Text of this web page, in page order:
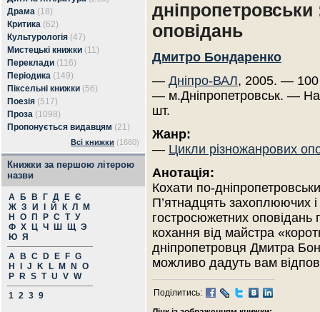
Драма (18)
Критика (62)
Культурологія (47)
Мистецькі книжки (11)
Переклади (116)
Періодика (149)
Піксельні книжки (56)
Поезія (517)
Проза (1098)
Пропонується видавцям (21)
Всі книжки (1660)
Книжки за першою літерою
назви
А Б В Г Д Е Є
Ж З И Й К Л
М
Н
О П Р С Т У
Ф Х Ц Ч Ш Щ Э
Ю Я
A
B C D E F G
H
J K L M N
O
P
R S T U V W
1 2 3 9
дніпропетровськи
оповідань
Дмитро Бондаренко
— Дніпро-ВАЛ, 2005. — 100
— м.Дніпропетровськ. —
шт.
Жанр:
— Цикли різножанрових
Анотація:
Кохати по-
П’ятнадцять захоплюючих і
гостросюжетних оповідань
кохання від майстра
дніпропетровця Дмитра
можливо дадуть вам
Поділитись: